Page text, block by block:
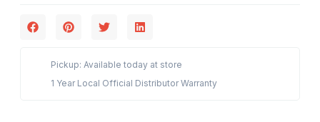
Pickup: Available today at store
1 Year Local Official Distributor Warranty